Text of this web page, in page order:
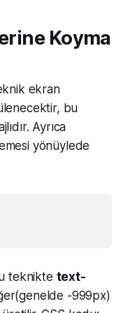
Koyma
ekran
bu
Ayrıca
yönüylede
teknikte text-
-999px)